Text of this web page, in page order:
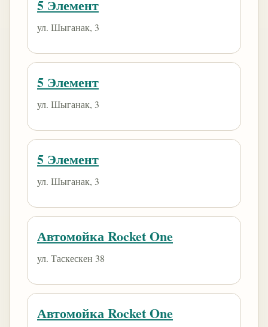
5 Элемент
ул. Шыганак, 3
5 Элемент
ул. Шыганак, 3
5 Элемент
ул. Шыганак, 3
Автомойка Rocket One
ул. Таскескен 38
Автомойка Rocket One